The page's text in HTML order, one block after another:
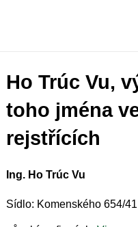
Ho Trúc Vu,
toho jména
rejstřících
Ing. Ho Trúc Vu
Sídlo: Komenského 654/